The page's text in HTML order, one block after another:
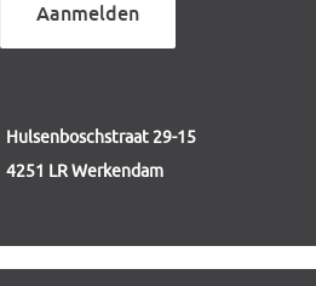
Aanmelden
Hulsenboschstraat 29-15
4251 LR Werkendam